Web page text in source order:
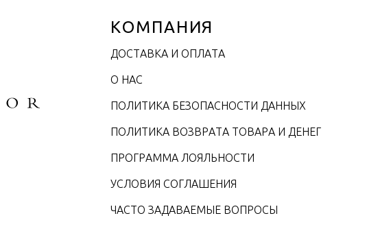
КОМПАНИЯ
ДОСТАВКА И ОПЛАТА
О НАС
ПОЛИТИКА БЕЗОПАСНОСТИ ДАННЫХ
ПОЛИТИКА ВОЗВРАТА ТОВАРА И ДЕНЕГ
ПРОГРАММА ЛОЯЛЬНОСТИ
УСЛОВИЯ СОГЛАШЕНИЯ
ЧАСТО ЗАДАВАЕМЫЕ ВОПРОСЫ